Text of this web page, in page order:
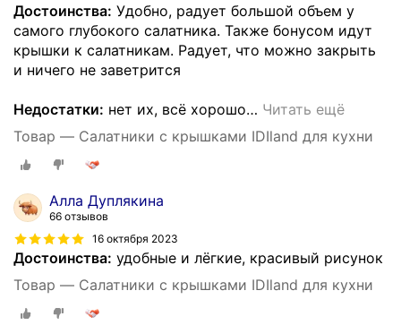
Достоинства: Удобно, радует большой объем у
самого глубокого салатника. Также бонусом идут
крышки к салатникам. Радует, что можно закрыть
и ничего не заветрится
Недостатки: нет их, всё хорошо… Читать ещё
Товар — Салатники с крышками IDIland для кухни
Алла Дуплякина
66 отзывов
16 октября 2023
Достоинства: удобные и лёгкие, красивый рисунок
Товар — Салатники с крышками IDIland для кухни